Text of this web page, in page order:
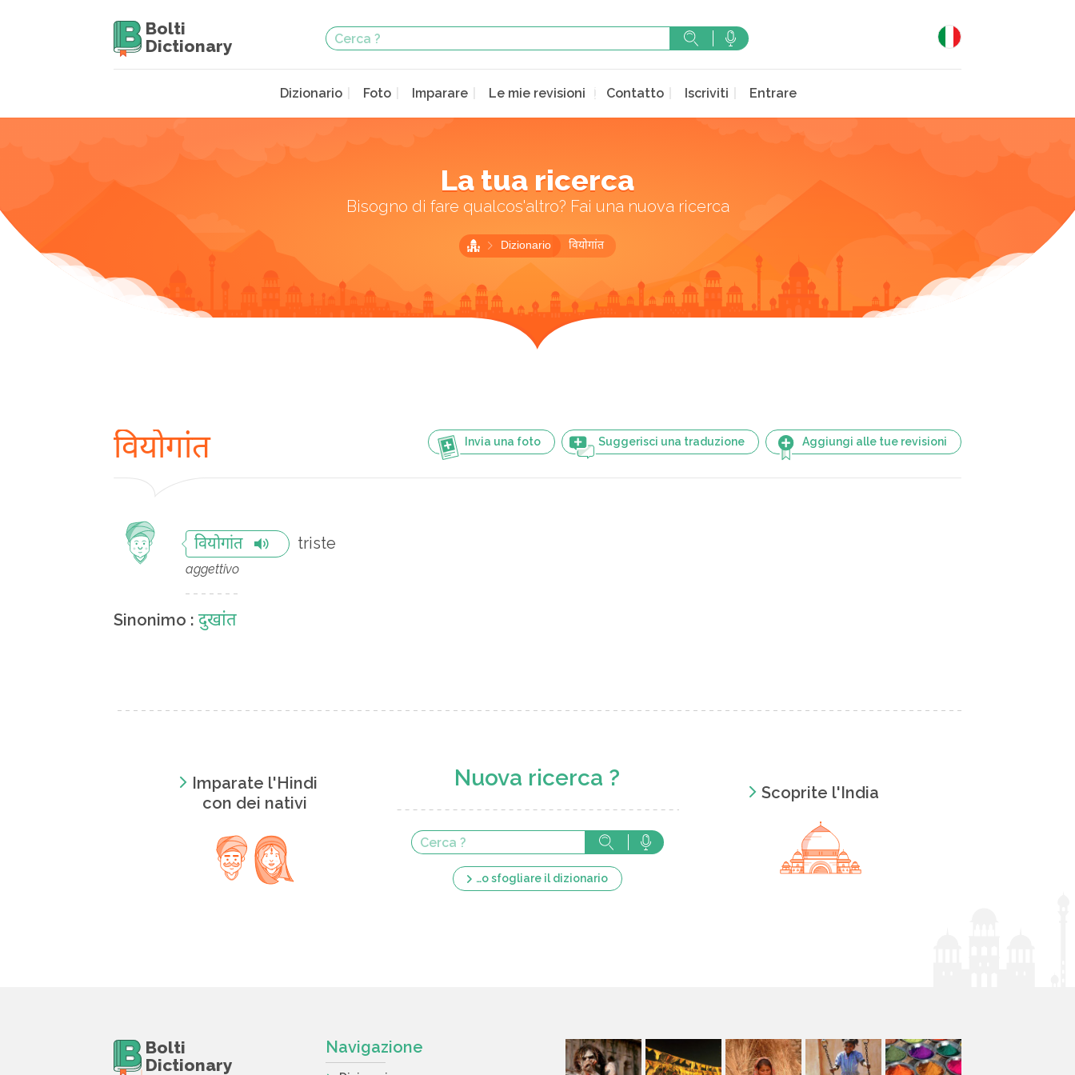
Bolti
Dictionary
Dizionario Foto Imparare Le mie revisioni Contatto Iscriviti Entrare
La tua ricerca
Bisogno di fare qualcos'altro? Fai una nuova ricerca
Dizionario वियोगांत
Invia una foto Suggerisci una traduzione Aggiungi alle tue revisioni
वियोगांत
वियोगांत triste
aggettivo
Sinonimo : दुखांत
Imparate l'Hindi
con dei nativi
Nuova ricerca ?
…o sfogliare il dizionario
Scoprite l'India
Bolti
Dictionary
Navigazione